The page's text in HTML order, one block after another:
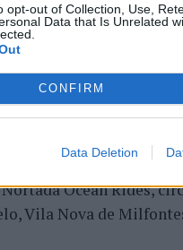
opt-out of Collection, Use,
Data that Is Unrelated
CONFIRM
Data Deletion
do Esposende
vento e do mar.
foz do rio Cávado e o
competem em
com
Ocean Rides,
Vila Nova de